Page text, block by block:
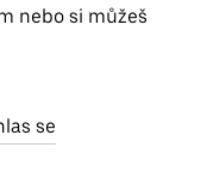
nebo si můžeš
se